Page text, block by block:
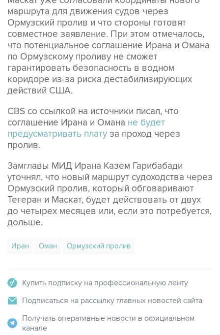
маршрута для движения судов через
Ормузский пролив и что стороны готовят
совместное заявление. При этом отмечалось,
что потенциальное соглашение Ирана и Омана
по Ормузскому проливу не сможет
гарантировать безопасность в водном
коридоре из-за риска дестабилизирующих
действий США.
CBS со ссылкой на источники писал, что
соглашение Ирана и Омана не будет
предусматривать плату за проход через
пролив.
Замглавы МИД Ирана Казем Гарибабади
уточнял, что новый маршрут судоходства через
Ормузский пролив, который обговаривают
Тегеран и Маскат, будет действовать от двух
до четырех месяцев или, если это потребуется,
дольше.
Иран Оман Ормузский пролив
Купить подписку на профессиональную ленту
Подписаться на рассылку главных новостей сайта
Получать оперативные новости в официальном
канале